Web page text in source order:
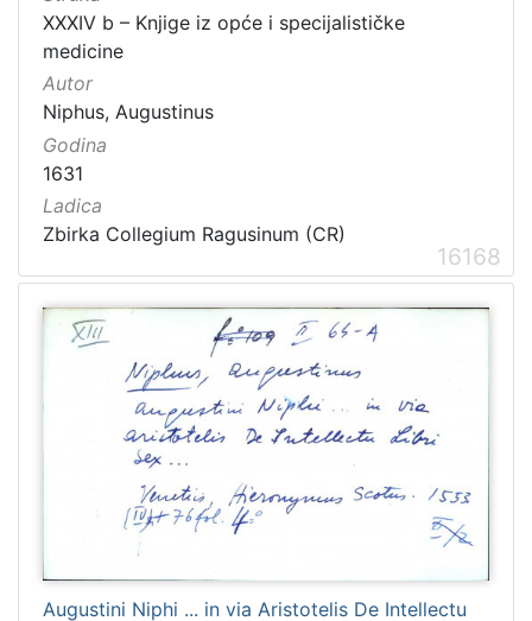
XXXIV b – Knjige iz opće i specijalističke
medicine
Autor
Niphus, Augustinus
Godina
1631
Ladica
Zbirka Collegium Ragusinum (CR)
16168
Augustini Niphi ... in via Aristotelis De Intellectu